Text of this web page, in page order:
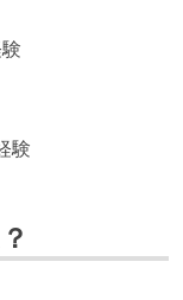
験